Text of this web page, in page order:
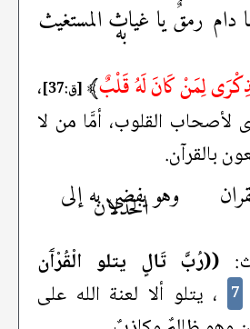
دام رمقٌ يا غياث المستغيث
به
لِمَنْ كَانَ لَهُ قَلْبٌ﴾ [ق:37]
،
لأصحاب القلوب، أمَّا من لا
بالقرآن.
وهو يفضي به إلى
الخذلان
((رُبَّ تَالٍ يتلو الْقُرْآَن
7
، يتلو ألا لعنة الله على